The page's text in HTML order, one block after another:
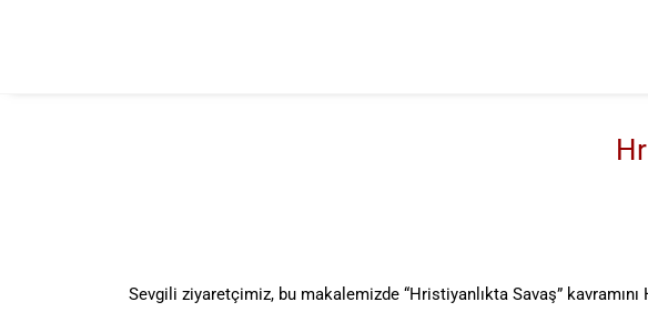
Sevgili ziyaretçimiz, bu makalemizde “Hristiyanlıkta Savaş”